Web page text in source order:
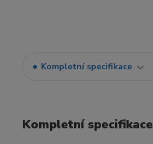
Kompletní specifikace
Kompletní specifikace